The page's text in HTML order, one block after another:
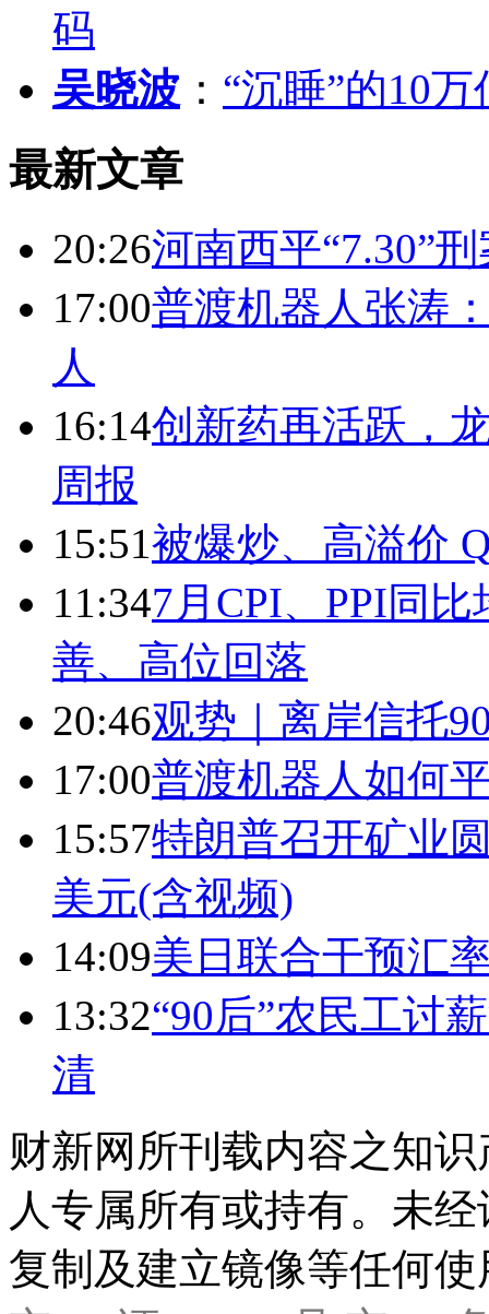
码
吴晓波 ： “沉睡”的10
最新文章
20:26河南西平“7.30”
17:00普渡机器人张涛
人
16:14创新药再活跃，
周报
15:51被爆炒、高溢价
11:347月CPI、PPI同
善、高位回落
20:46观势｜离岸信托
17:00普渡机器人如何
15:57特朗普召开矿业
美元(含视频)
14:09美日联合干预汇
13:32“90后”农民工讨
清
财新网所刊载内容之知
人专属所有或持有。未
复制及建立镜像等任何使